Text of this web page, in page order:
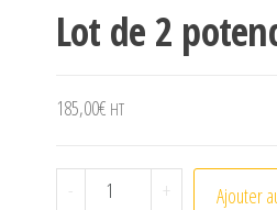
Lot de 2
185,00€ HT
- quantité de Lot de 2
+ Ajouter